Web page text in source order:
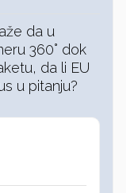
da u
360° dok
da li EU
u pitanju?